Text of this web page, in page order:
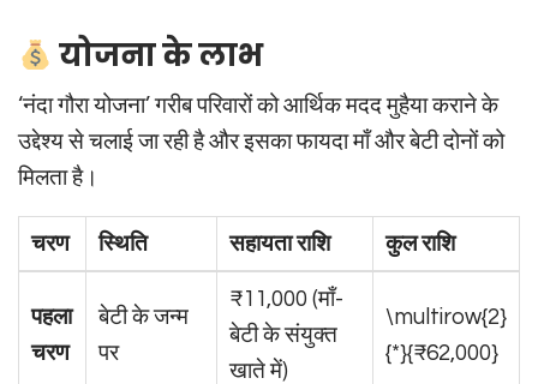
योजना के लाभ
‘नंदा गौरा योजना’ गरीब परिवारों को आर्थिक मदद मुहैया कराने के
उद्देश्य से चलाई जा रही है और इसका फायदा माँ और बेटी दोनों को
मिलता है।
चरण स्थिति सहायता राशि कुल राशि
पहला
चरण
बेटी के जन्म
पर
₹11,000 (माँ-
बेटी के संयुक्त
खाते में)
\multirow{2}
{*}{₹62,000}